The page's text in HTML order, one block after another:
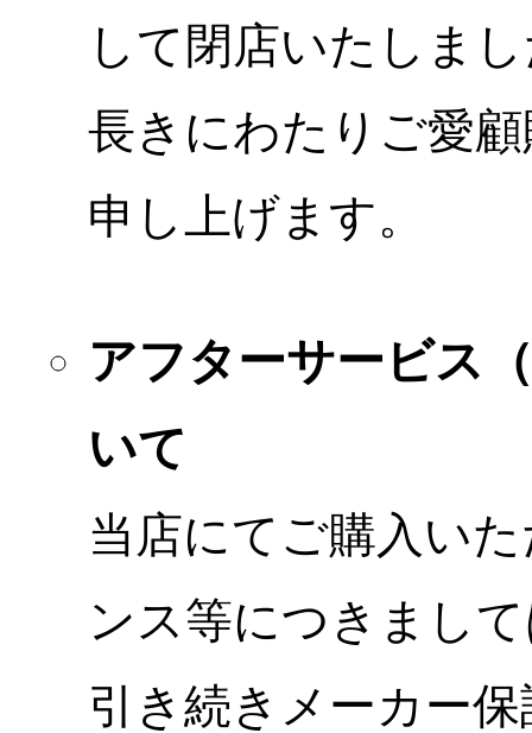
して閉店いたしま
長きにわたりご愛
申し上げます。
アフターサービス
いて
当店にてご購入い
ンス等につきまし
引き続きメーカー